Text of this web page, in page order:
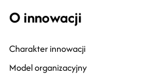
O innowacji
Charakter innowacji
Model organizacyjny